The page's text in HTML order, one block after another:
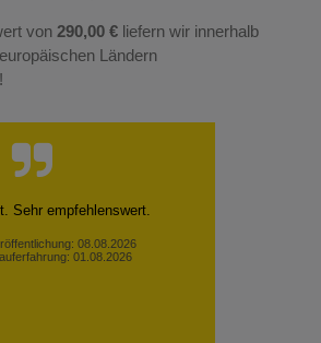
von 290,00 € liefern wir innerhalb
Ländern
alles top. Vielen Dank!
01.08.2026
22.07.2026